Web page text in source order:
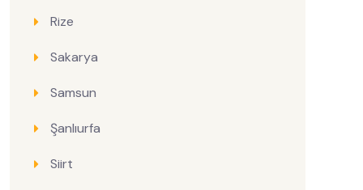
Rize
Sakarya
Samsun
Şanlıurfa
Siirt